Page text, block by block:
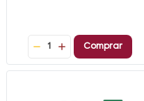
1 Comprar